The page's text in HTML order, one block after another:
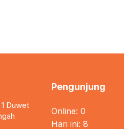
Duwet
Pengunjung
Online: 0
Hari ini: 8